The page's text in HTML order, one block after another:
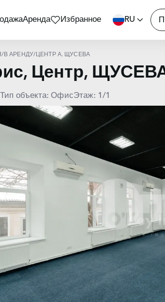
Аренда Избранное RU
/ В АРЕНДУ/ ЦЕНТР А. ЩУСЕВА
Центр,
Тип объекта: ОфисЭтаж: 1/1